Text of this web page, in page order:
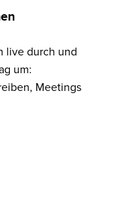
live durch und
um:
Meetings